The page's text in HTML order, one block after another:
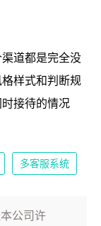
道都是完全没
样式和判断规
接待的情况
多客服系统
公司许